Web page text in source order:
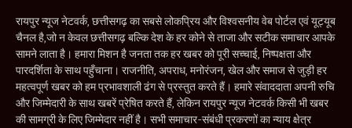
रायपुर न्यूज नेटवर्क, छत्तीसगढ़ का सबसे लोकप्रिय और विश्वसनीय वेब पोर्टल एवं यूट्यूब
चैनल है,जो न केवल छत्तीसगढ़ बल्कि देश के हर कोने से ताजा और सटीक समाचार आपके
सामने लाता है। हमारा मिशन है जनता तक हर खबर को पूरी सच्चाई, निष्पक्षता और
पारदर्शिता के साथ पहुँचाना। राजनीति, अपराध, मनोरंजन, खेल और समाज से जुड़ी हर
महत्वपूर्ण खबर को हम प्रभावशाली ढंग से प्रस्तुत करते हैं। हमारे संवाददाता अपनी रुचि
और जिम्मेदारी के साथ खबरें प्रेषित करते हैं, लेकिन रायपुर न्यूज नेटवर्क किसी भी खबर
की सामग्री के लिए जिम्मेदार नहीं है। सभी समाचार-संबंधी प्रकरणों का न्याय क्षेत्र